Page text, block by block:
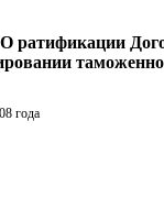
ратификации
года